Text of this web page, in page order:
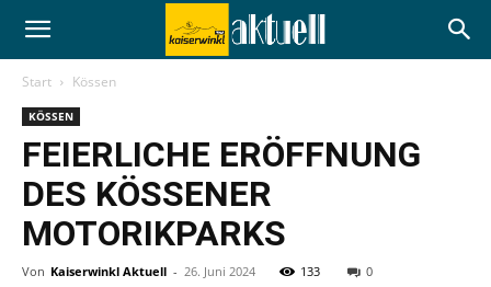
Start Kössen
KÖSSEN
FEIERLICHE ERÖFFNUNG
DES KÖSSENER
MOTORIKPARKS
Von Kaiserwinkl Aktuell - 26. Juni 2024 133 0